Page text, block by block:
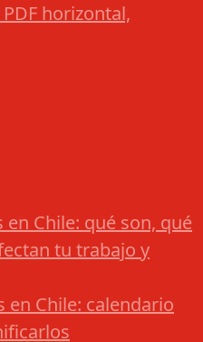
horizontal,
Chile: qué son, qué
tu trabajo y
en Chile: calendario